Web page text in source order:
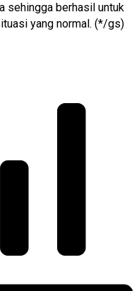
sehingga berhasil untuk
yang normal. (*/gs)